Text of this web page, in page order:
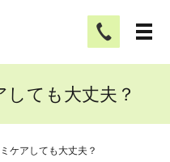
ても大丈夫？
ケアしても大丈夫？